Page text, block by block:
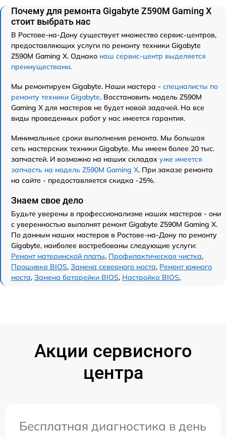
Почему для ремонта Gigabyte Z590M Gaming X
стоит выбрать нас
В Ростове-на-Дону существует множество сервис-центров,
предоставляющих услуги по ремонту техники Gigabyte
Z590M Gaming X. Однако наш сервис-центр выделяется
преимуществами.
Мы ремонтируем Gigabyte. Наши мастера - специалисты по
ремонту техники Gigabyte. Восстановить модель Z590M
Gaming X для мастеров не будет новой задачей. На все
виды проведенных работ у нас имеется гарантия.
Минимальные сроки выполнения ремонта. Мы большая
сеть мастерских техники Gigabyte. Мы имеем более 20 тыс.
запчастей. И возможно на наших складах уже имеется
запчасть на модель Z590M Gaming X. При заказе ремонта
на сайте - предоставляется скидка -25%.
Знаем свое дело
Будьте уверены в профессионализме наших мастеров - они
с уверенностью выполнят ремонт Gigabyte Z590M Gaming X.
По данным наших мастеров в Ростове-на-Дону по ремонту
Gigabyte, наиболее востребованы следующие услуги:
Ремонт материнской платы, Профилактическая чистка,
Прошивка BIOS, Замена северного моста, Ремонт южного
моста, Замена батарейки BIOS, Настройка BIOS,
Акции сервисного
центра
Бесплатная диагностика в день